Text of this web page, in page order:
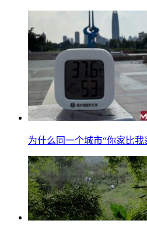
为什么同一个城市“你家比